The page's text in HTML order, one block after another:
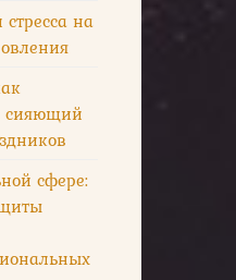
на
сияющий
сфере: